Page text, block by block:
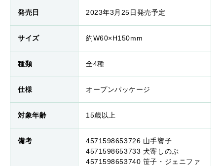
発売日 2023年3月25日発売予定
サイズ 約W60×H150mm
種類 全4種
仕様 オープンパッケージ
対象年齢 15歳以上
備考
4571598653726 山手響子
4571598653733 犬寄しのぶ
4571598653740 笹子・ジェニファ